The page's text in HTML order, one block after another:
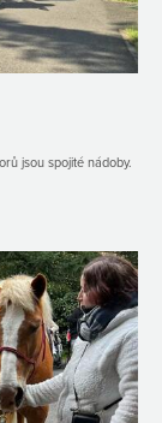
jsou spojité nádoby.